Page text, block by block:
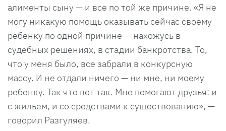
алименты сыну — и все по той же причине. «Я не
могу никакую помощь оказывать сейчас своему
ребенку по одной причине — нахожусь в
судебных решениях, в стадии банкротства. То,
что у меня было, все забрали в конкурсную
массу. И не отдали ничего — ни мне, ни моему
ребенку. Так что вот так. Мне помогают друзья: и
с жильем, и со средствами к существованию», —
говорил Разгуляев.